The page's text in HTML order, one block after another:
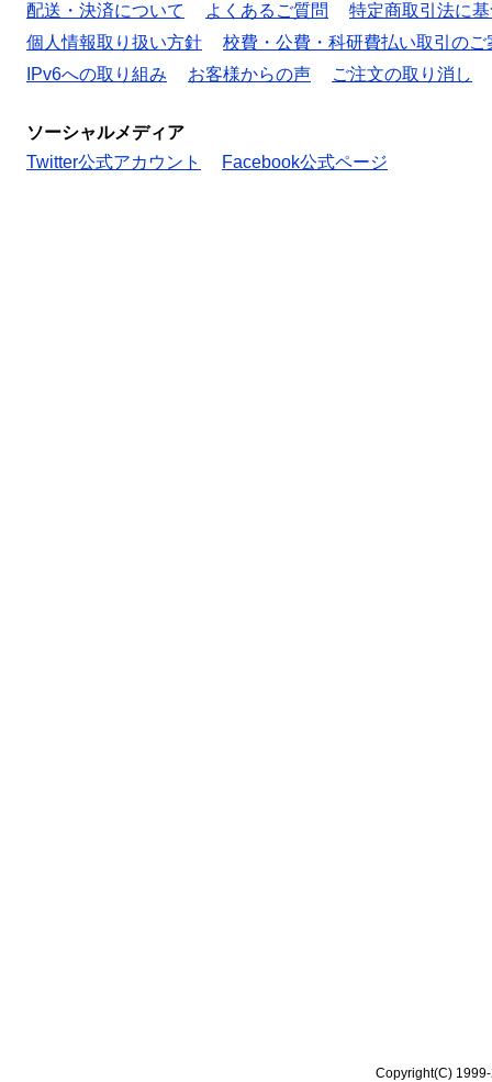
配送・決済について よくあるご質問
特定商取引法に
個人情報取り扱い方針
校費・公費・科研費払い取引のご
IPv6への取り組み
お客様からの声 ご注文の取り消し
ソーシャルメディア
Twitter公式アカウント
Facebook公式ページ
Copyright(C)